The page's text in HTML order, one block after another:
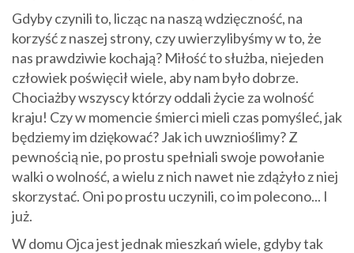
Gdyby czynili to, licząc na naszą wdzięczność, na
korzyść z naszej strony, czy uwierzylibyśmy w to, że
nas prawdziwie kochają? Miłość to służba, niejeden
człowiek poświęcił wiele, aby nam było dobrze.
Chociażby wszyscy którzy oddali życie za wolność
kraju! Czy w momencie śmierci mieli czas pomyśleć, jak
będziemy im dziękować? Jak ich uwznioślimy? Z
pewnością nie, po prostu spełniali swoje powołanie
walki o wolność, a wielu z nich nawet nie zdążyło z niej
skorzystać. Oni po prostu uczynili, co im polecono... I
już.
W domu Ojca jest jednak mieszkań wiele, gdyby tak